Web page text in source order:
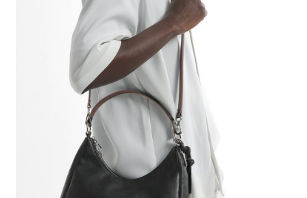
1.本服務係由「台灣大哥大股份有限公司」（以下簡稱本公司）所提供，讓
用戶於交易時，得透過本服務購買商品或服務，並由商店將買賣／分期付款
買賣價金債權讓與本公司後，依約使用本公司帳單繳交帳款。
2.基於同意付款使用「大哥付你分期」之契約關係目的，商店將以您的個人
資料（包含姓名、電話或地址）提供予台灣大哥大進項蒐集、處理及利用，
由本公司與您本人進行分期帳單所需資料之確認、核對及更正。
3.完整用戶服務條款，請詳閱以下連結：
https://oppay.tw/userRule
ATM／網路銀行／等多元方式進行付款，方視為交易完成。
※ 請注意：結帳手續完成當下不需立刻繳費，但若您需要取消訂單，請聯絡
購買商品的店家。未經商家同意取消之訂單仍視為有效，需透過AFTEE先享
後付繳納相關費用。
※ 交易是否成功請以「AFTEE先享後付 」之結帳頁面顯示為準，若有關於
是否繳費成功／繳費後需取消欲退款等相關疑問，請聯繫「AFTEE先享後付
客戶支援中心」
https://netprotections.freshdesk.com/support/home
１．透過由恩沛科技股份有限公司提供之「AFTEE先享後付」服務完成之交
易，需依本服務之必要範圍內提供個人資料，並將交易相關給付款項請求債
權轉讓予恩沛科技股份有限公司。
２．關於個人資料處理事宜，請瀏覽以下網址： https://aftee.tw/terms/#terms3
３．未成年的使用者請事先徵得法定代理人或監護人之同意方可使用
「AFTEE先享後付」，若未經同意申辦者引起之損失，本公司不負相關責
每筆NT$80，滿NT$1,500(含以上)免運費
付款後 7-11取貨
每筆NT$80，滿NT$1,500(含以上)免運費
每筆NT$80，滿NT$1,500(含以上)免運費